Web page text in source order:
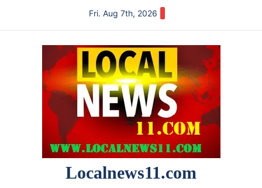
Fri. Aug 7th, 2026
Localnews11.com